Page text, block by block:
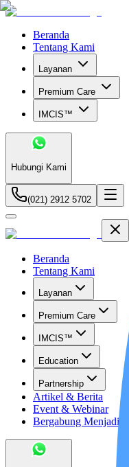
Beranda
Tentang Kami
Layanan
Premium Care
IMCIS™
Hubungi Kami
(021) 2912 5702
Beranda
Tentang Kami
Layanan
Premium Care
IMCIS™
Education
Partnership
Artikel & Berita
Event & Webinar
Bergabung Menjadi